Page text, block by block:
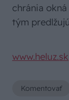
chránia
tým
www.heluz.sk
Komentovať